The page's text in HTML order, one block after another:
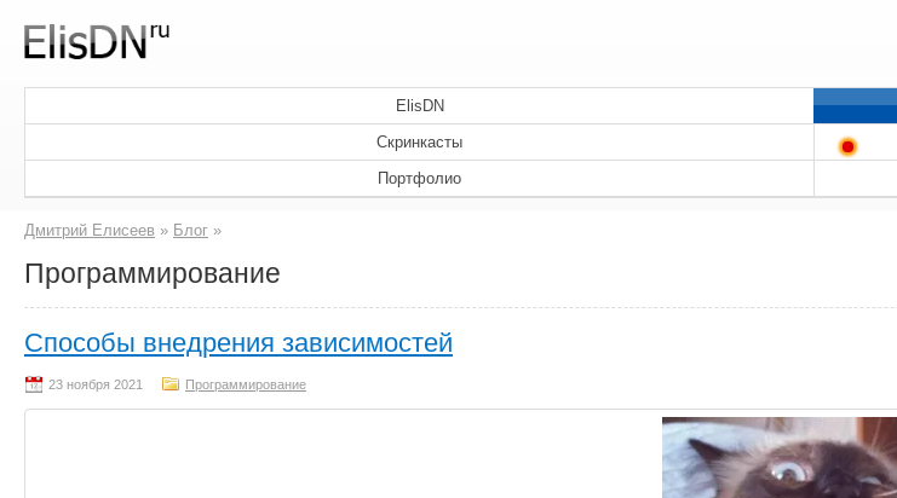
ElisDN
Скринкасты
Портфолио
Дмитрий Елисеев » Блог »
Программирование
Способы внедрения зависимостей
Программирование